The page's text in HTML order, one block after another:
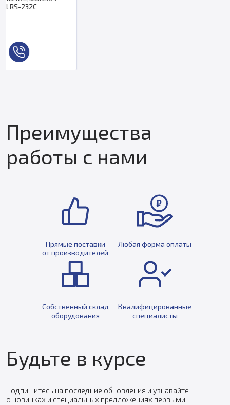
Преимущества
работы с нами
Прямые поставки
от производителей
Любая форма оплаты
Собственный склад
оборудования
Квалифицированные
специалисты
Будьте в курсе
Подпишитесь на последние обновления и узнавайте
о новинках и специальных предложениях первыми